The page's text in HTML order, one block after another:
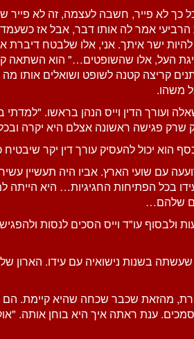
כך לא פייר, חשבה לעצמה, זה לא
אמר לה אותו דבר, אבל אז
ישר איתך. אני, אלו שלבטח דיברת
העל, אלו שהשופטים…" הוא השתאה
קריצה קטנה לשופט ושואלים אותו
משהו.
ועורך הדין וייס הנהן בראשו.
שרק פגישה ראשונה אצלם היא יקרה
הוא יכול להעסיק עורך דין יקר
עם שועי הארץ. אביו היה תעשיין
בכל הפתיחות החגיגיות… היא
שלהם…
עו"ד וייס הסכים לנסות
בשנות נישואיה עם עידו. הארון
מהזאת שכבר שכחה שהיא קיימת. הם
ענת ראתה איך היא בוחן אותה.